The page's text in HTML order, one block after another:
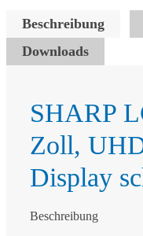
Beschreibung
Downloads
SHARP
Zoll,
Display
Beschreibung